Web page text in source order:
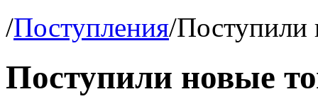
/Поступления/Поступили
Поступили новые